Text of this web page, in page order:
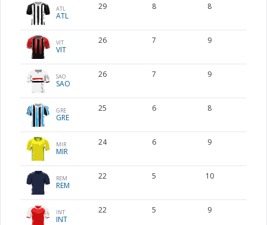
ATL
ATL
29 8 8
VIT
VIT
26 7 9
SAO
SAO
26 7 9
GRE
GRE
25 6 8
MIR
MIR
24 6 9
REM
REM
22 5 10
INT
INT
22 5 9